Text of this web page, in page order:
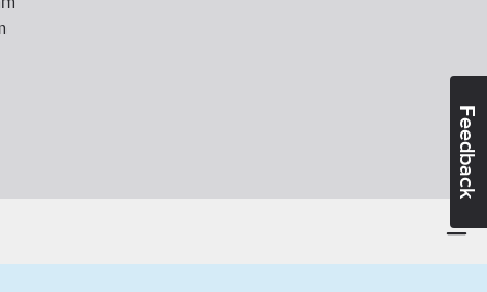
Feedback